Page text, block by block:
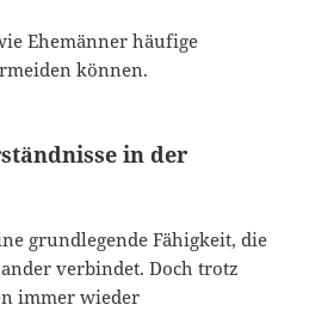
Ehemänner häufige
können.
in der
grundlegende Fähigkeit, die
verbindet. Doch trotz
immer wieder